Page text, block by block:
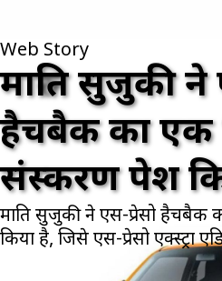
Web Story
मारुति सुजुकी ने
हैचबैक का एक
संस्करण पेश
मारुति सुजुकी ने एस-प्रेसो
किया है, जिसे एस-प्रेसो एक्स्ट्रा